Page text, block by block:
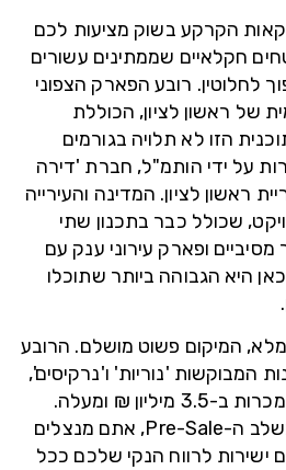
הקרקע בשוק מציעות לכם
חקלאיים שממתינים עשורים
לחלוטין. רובע הפארק הצפוני
של ראשון לציון, הכוללת
התוכנית הזו לא תלויה בגורמים
על ידי הותמ"ל, חברת 'דירה
ראשון לציון. המדינה והעירייה
שכולל כבר בתכנון שתי
ופארק עירוני ענק עם
היא הגבוהה ביותר שתוכלו
המיקום פשוט מושלם. הרובע
המבוקשות 'נוריות' ו'נרקיסים',
שבהן דירות בנויות כבר נמכרות ב-3.5 מיליון ₪ ומעלה.
כשאתם נכנסים עכשיו, בשלב ה-Pre-Sale, אתם מנצלים
ישירות לרווח הנקי שלכם ככל